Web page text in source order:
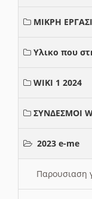
ΜΙΚΡΗ
Υλικο που
WIKI 1 2024
ΣΥΝΔΕΣΜΟΙ
2023 e-me
Παρουσιαση